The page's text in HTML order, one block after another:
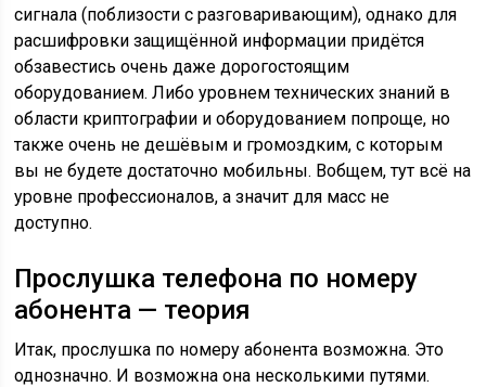
сигнала (поблизости с разговаривающим), однако для
расшифровки защищённой информации придётся
обзавестись очень даже дорогостоящим
оборудованием. Либо уровнем технических знаний в
области криптографии и оборудованием попроще, но
также очень не дешёвым и громоздким, с которым
вы не будете достаточно мобильны. Вобщем, тут всё на
уровне профессионалов, а значит для масс не
доступно.
Прослушка телефона по номеру
абонента — теория
Итак, прослушка по номеру абонента возможна. Это
однозначно. И возможна она несколькими путями.